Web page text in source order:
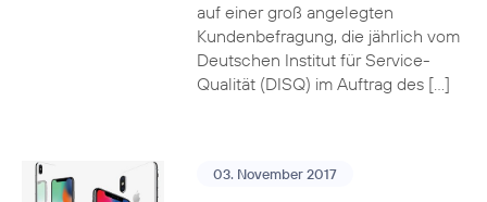
auf einer groß angelegten
Kundenbefragung, die jährlich vom
Deutschen Institut für Service-
Qualität (DISQ) im Auftrag des […]
03. November 2017